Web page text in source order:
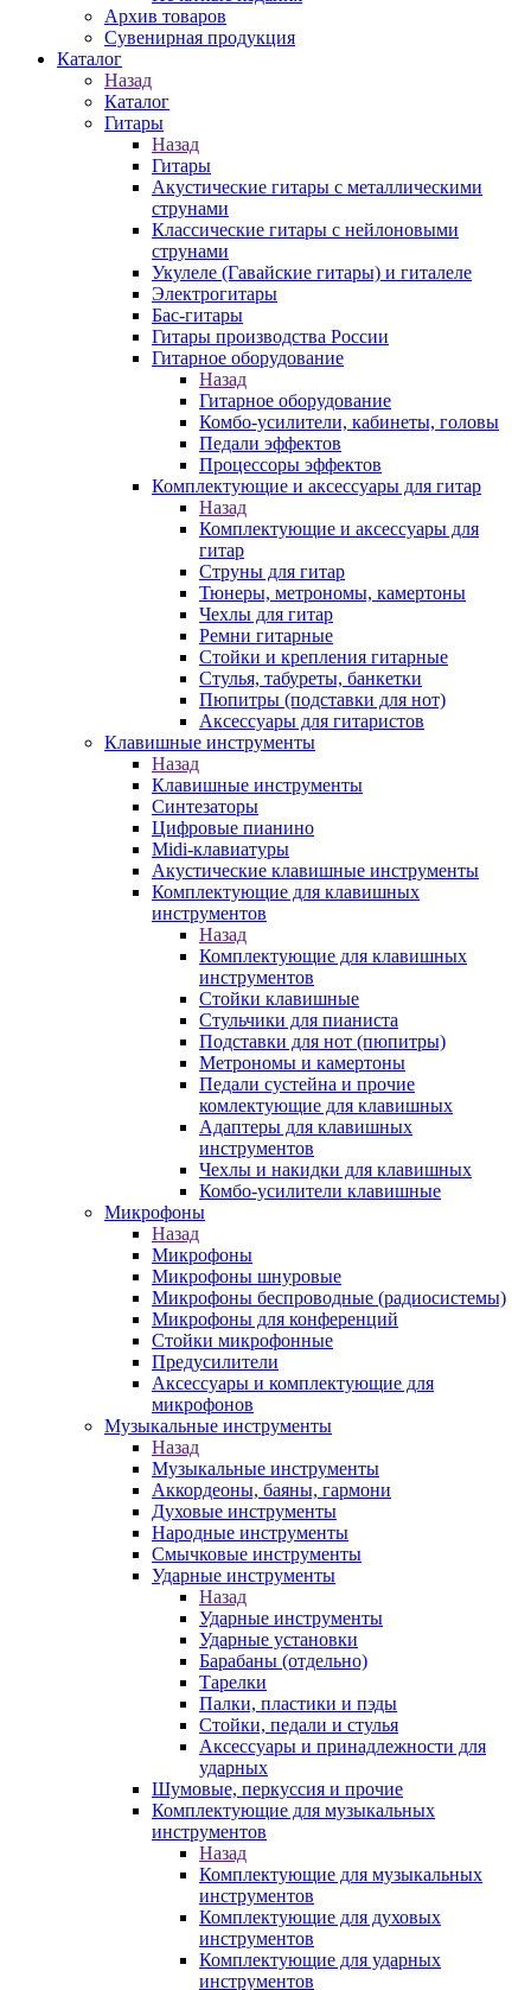
Архив товаров
Сувенирная продукция
Каталог
Назад
Каталог
Гитары
Назад
Гитары
Акустические гитары с металлическими
струнами
Классические гитары с нейлоновыми
струнами
Укулеле (Гавайские гитары) и гиталеле
Электрогитары
Бас-гитары
Гитары производства России
Гитарное оборудование
Назад
Гитарное оборудование
Комбо-усилители, кабинеты, головы
Педали эффектов
Процессоры эффектов
Комплектующие и аксессуары для гитар
Назад
Комплектующие и аксессуары для
гитар
Струны для гитар
Тюнеры, метрономы, камертоны
Чехлы для гитар
Ремни гитарные
Стойки и крепления гитарные
Стулья, табуреты, банкетки
Пюпитры (подставки для нот)
Аксессуары для гитаристов
Клавишные инструменты
Назад
Клавишные инструменты
Синтезаторы
Цифровые пианино
Midi-клавиатуры
Акустические клавишные инструменты
Комплектующие для клавишных
инструментов
Назад
Комплектующие для клавишных
инструментов
Стойки клавишные
Стульчики для пианиста
Подставки для нот (пюпитры)
Метрономы и камертоны
Педали сустейна и прочие
комлектующие для клавишных
Адаптеры для клавишных
инструментов
Чехлы и накидки для клавишных
Комбо-усилители клавишные
Микрофоны
Назад
Микрофоны
Микрофоны шнуровые
Микрофоны беспроводные (радиосистемы)
Микрофоны для конференций
Стойки микрофонные
Предусилители
Аксессуары и комплектующие для
микрофонов
Музыкальные инструменты
Назад
Музыкальные инструменты
Аккордеоны, баяны, гармони
Духовые инструменты
Народные инструменты
Смычковые инструменты
Ударные инструменты
Назад
Ударные инструменты
Ударные установки
Барабаны (отдельно)
Тарелки
Палки, пластики и пэды
Стойки, педали и стулья
Аксессуары и принадлежности для
ударных
Шумовые, перкуссия и прочие
Комплектующие для музыкальных
инструментов
Назад
Комплектующие для музыкальных
инструментов
Комплектующие для духовых
инструментов
Комплектующие для ударных
инструментов